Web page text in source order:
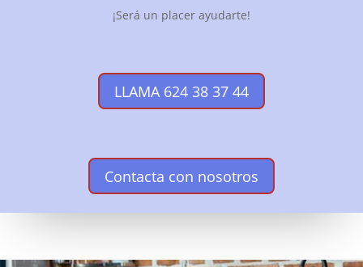
¡Será un placer ayudarte!
LLAMA 624 38 37 44
Contacta con nosotros